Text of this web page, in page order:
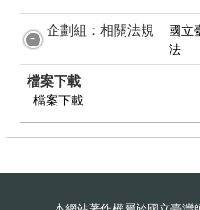
企劃組：相關法規
國立
法
檔案下載
檔案下載